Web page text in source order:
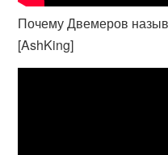
Почему Двемеров
[AshKing]